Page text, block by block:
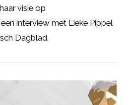
visie op
interview met Lieke Pippel
Dagblad.